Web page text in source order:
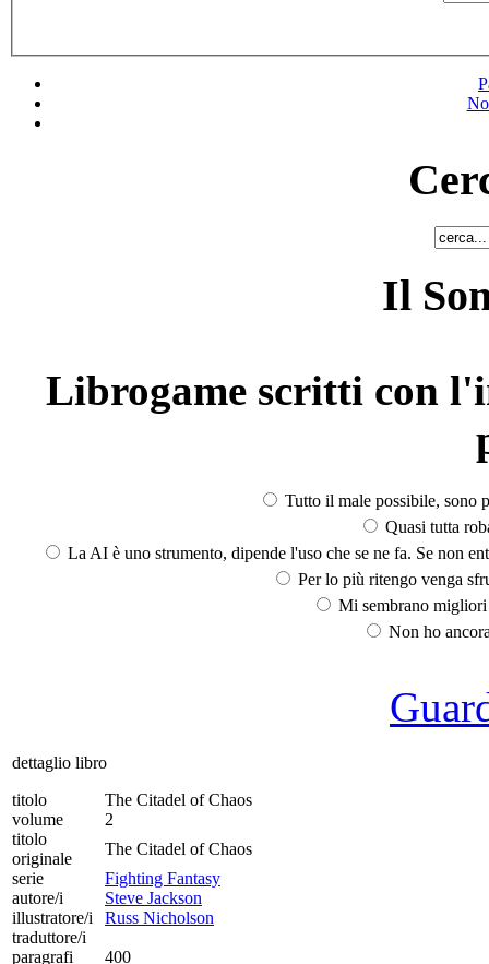
Il
Librogame scritti con
Tutto il male possibile, sono
Quasi tutta
La AI è uno strumento, dipende l'uso che se ne fa. Se non
Per lo più ritengo venga
Mi sembrano
Non ho
dettaglio libro
titolo
The Citadel of Chaos
volume
2
titolo
originale
The Citadel of Chaos
serie
Fighting Fantasy
autore/i
Steve Jackson
illustratore/i
Russ Nicholson
traduttore/i
paragrafi
400